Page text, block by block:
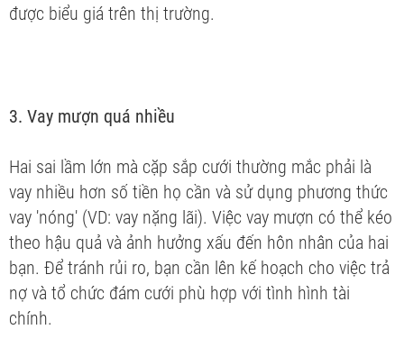
được biểu giá trên thị trường.
3. Vay mượn quá nhiều
Hai sai lầm lớn mà cặp sắp cưới thường mắc phải là
vay nhiều hơn số tiền họ cần và sử dụng phương thức
vay 'nóng' (VD: vay nặng lãi). Việc vay mượn có thể kéo
theo hậu quả và ảnh hưởng xấu đến hôn nhân của hai
bạn. Để tránh rủi ro, bạn cần lên kế hoạch cho việc trả
nợ và tổ chức đám cưới phù hợp với tình hình tài
chính.